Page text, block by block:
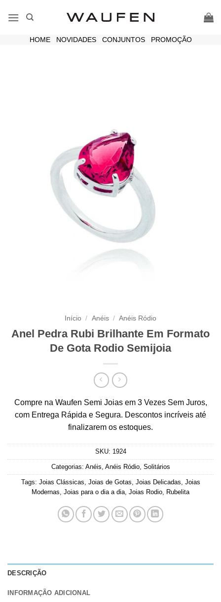
HOME| NOVIDADES| CONJUNTOS| PROMOÇÃO
Início / Anéis / Anéis Ródio
Anel Pedra Rubi Brilhante Em Formato
De Gota Rodio Semijoia
Compre na Waufen Semi Joias em 3 Vezes Sem Juros,
com Entrega Rápida e Segura. Descontos incríveis até
finalizarem os estoques.
SKU: 1924
Categorias: Anéis Anéis Ródio, Solitários
Tags: Joias Clássicas Joias de Gotas Joias Delicadas Joias
Modernas Joias para o dia a dia Joias Rodio Rubelita
DESCRIÇÃO
INFORMAÇÃO ADICIONAL